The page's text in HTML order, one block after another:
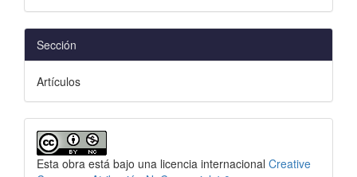
Sección
Artículos
Esta obra está bajo una licencia internacional Creative